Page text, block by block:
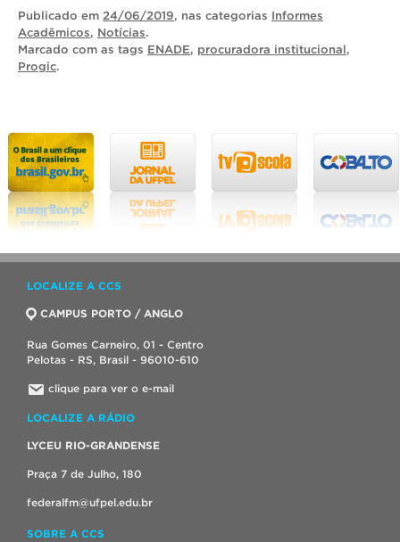
Publicado em 24/06/2019, nas categorias Informes
Acadêmicos, Notícias.
Marcado com as tags ENADE, procuradora institucional,
Progic.
LOCALIZE A CCS
CAMPUS PORTO / ANGLO
Rua Gomes Carneiro, 01 - Centro
Pelotas - RS, Brasil - 96010-610
clique para ver o e-mail
LOCALIZE A RÁDIO
LYCEU RIO-GRANDENSE
Praça 7 de Julho, 180
federalfm@ufpel.edu.br
SOBRE A CCS